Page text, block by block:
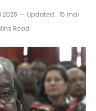
2026 Updated: 15 mai
Read